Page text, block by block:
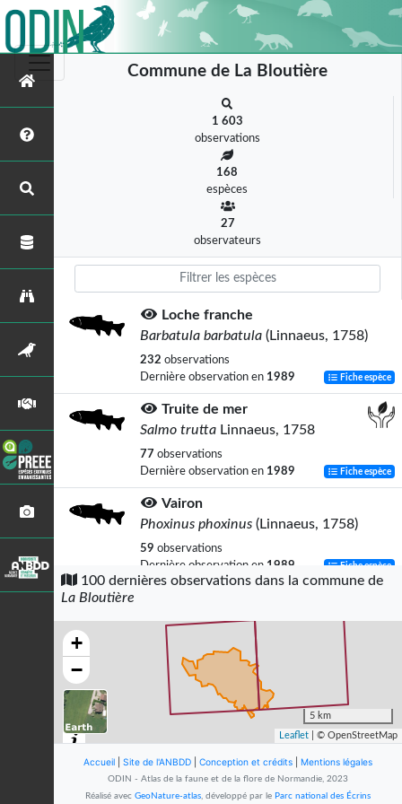
Commune de La Bloutière
1 603
observations
168
espèces
27
observateurs
Loche franche
Barbatula barbatula (Linnaeus, 1758)
232 observations
Dernière observation en 1989 Fiche espèce
Truite de mer
Salmo trutta Linnaeus, 1758
77 observations
Dernière observation en 1989 Fiche espèce
Vairon
Phoxinus phoxinus (Linnaeus, 1758)
59 observations
Dernière observation en 1989 Fiche espèce
Columba palumbusLinnaeus, 1758
observations
Dernière observation en
Fiche espèce
Merle noir
Turdus merulaLinnaeus, 1758
Goujon
100 dernières observations dans la commune de
La Bloutière
+
−
5 km
Leaflet | © OpenStreetMap
Accueil Site de l'ANBDD Conception et crédits Mentions légales
ODIN - Atlas de la faune et de la flore de Normandie, 2023
Réalisé avec GeoNature-atlas, développé par le Parc national des Écrins